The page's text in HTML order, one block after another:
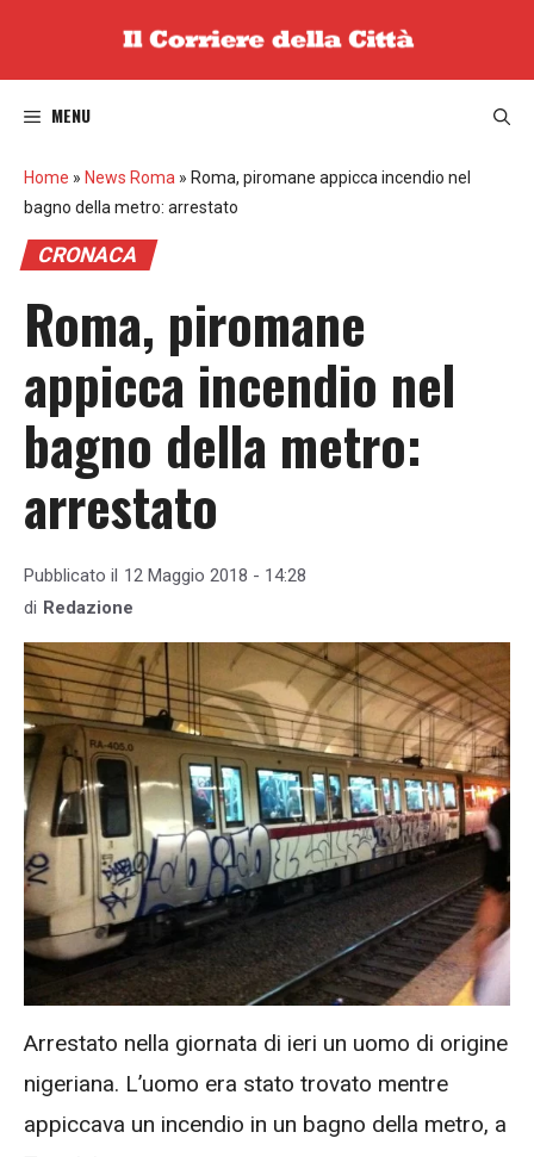
MENU
Home » News Roma » Roma, piromane appicca incendio nel
bagno della metro: arrestato
CRONACA
Roma, piromane
appicca incendio nel
bagno della metro:
arrestato
Pubblicato il 12 Maggio 2018 - 14:28
di Redazione
Arrestato nella giornata di ieri un uomo di origine
nigeriana. L’uomo era stato trovato mentre
appiccava un incendio in un bagno della metro, a